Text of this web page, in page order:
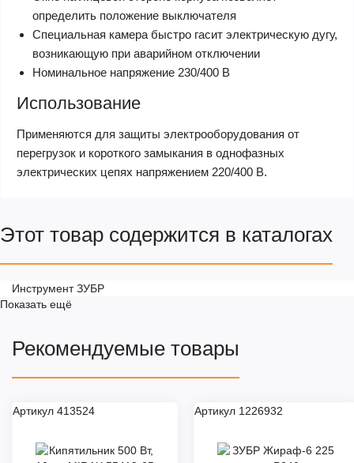
определить положение выключателя
Специальная камера быстро гасит электрическую дугу,
возникающую при аварийном отключении
Номинальное напряжение 230/400 В
Использование
Применяются для защиты электрооборудования от
перегрузок и короткого замыкания в однофазных
электрических цепях напряжением 220/400 В.
Этот товар содержится в каталогах
Инструмент ЗУБР
Показать ещё
Рекомендуемые товары
Артикул 413524 Артикул 1226932